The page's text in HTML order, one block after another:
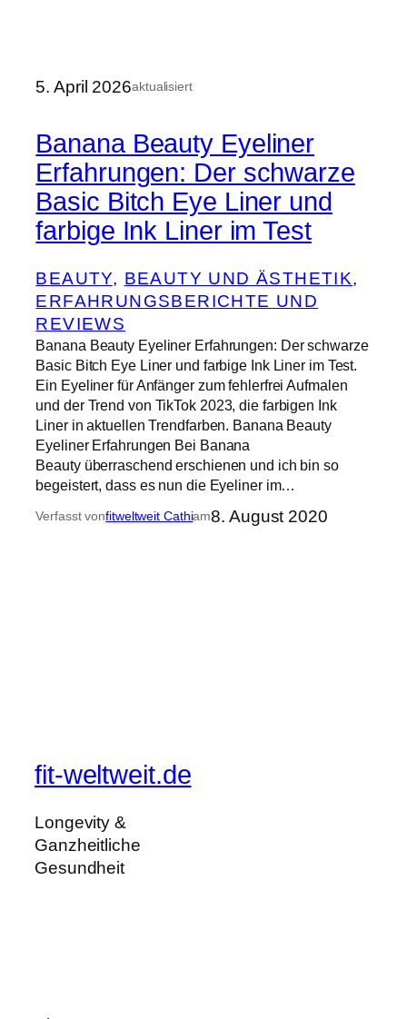
5. April 2026aktualisiert
Banana Beauty Eyeliner
Erfahrungen: Der schwarze
Basic Bitch Eye Liner und
farbige Ink Liner im Test
BEAUTY, BEAUTY UND ÄSTHETIK
ERFAHRUNGSBERICHTE UND
REVIEWS
Banana Beauty Eyeliner Erfahrungen: Der schwarze
Basic Bitch Eye Liner und farbige Ink Liner im Test.
Ein Eyeliner für Anfänger zum fehlerfrei Aufmalen
und der Trend von TikTok 2023, die farbigen Ink
Liner in aktuellen Trendfarben. Banana Beauty
Eyeliner Erfahrungen Bei Banana
Beauty überraschend erschienen und ich bin so
begeistert, dass es nun die Eyeliner im…
Verfasst vonfitweltweit Cathiam8. August 2020
fit-weltweit.de
Longevity &
Ganzheitliche
Gesundheit